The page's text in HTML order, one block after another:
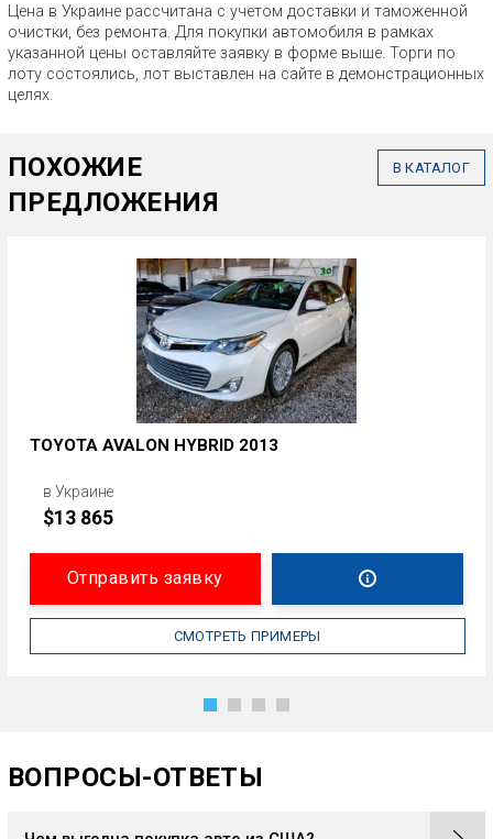
Цена в Украине рассчитана с учетом доставки и таможенной
очистки, без ремонта. Для покупки автомобиля в рамках
указанной цены оставляйте заявку в форме выше. Торги по
лоту состоялись, лот выставлен на сайте в демонстрационных
целях.
ПОХОЖИЕ
ПРЕДЛОЖЕНИЯ
В КАТАЛОГ
TOYOTA AVALON HYBRID 2013
в Украине
$13 865
Отправить заявку
СМОТРЕТЬ ПРИМЕРЫ
ВОПРОСЫ-ОТВЕТЫ